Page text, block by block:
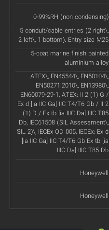
0-99%RH (non condensing)
5 conduit/cable entries (2 right\,
2 left\, 1 bottom). Entry size M25
5-coat marine finish painted
aluminium alloy
ATEX\, EN45544\, EN50104\,
EN50271:2010\, EN13980\,
EN60079-29-1, ATEX: II 2 (1) G /
Ex d [ia IIC Ga] IIC T4/T6 Gb / II 2
(1) D / Ex tb [ia IIIC Da] IIIC T85
Db, IEC61508 (SIL Assessment\,
SIL 2)\, IECEx OD 005, IECEx: Ex d
[ia IIC Ga] IIC T4/T6 Gb Ex tb [ia
IIIC Da] IIIC T85 Db
Honeywell
Honeywell